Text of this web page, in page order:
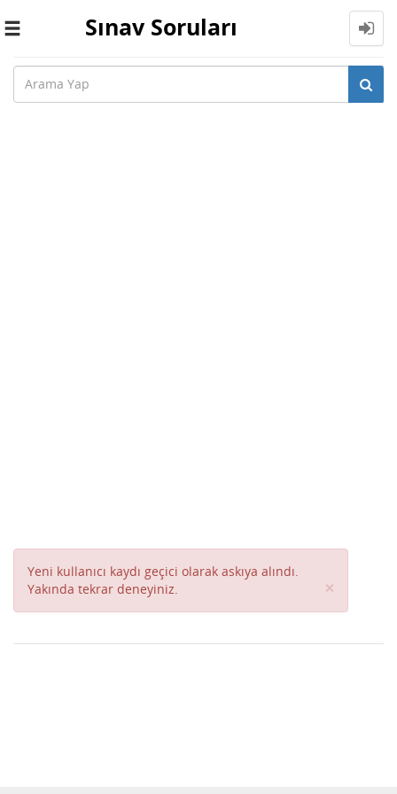
Toggle
Sınav Soruları
Yeni kullanıcı kaydı geçici olarak askıya alındı.
Yakında tekrar deneyiniz.
×